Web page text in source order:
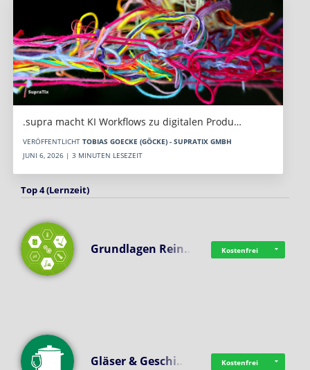
.supra macht KI Workflows zu digitalen Produ…
VERÖFFENTLICHT TOBIAS GOECKE (GÖCKE) - SUPRATIX GMBH
JUNI 6, 2026 | 3 MINUTEN LESEZEIT
Top 4 (Lernzeit)
Grundlagen Rein… Kostenfrei
Gläser & Geschi… Kostenfrei